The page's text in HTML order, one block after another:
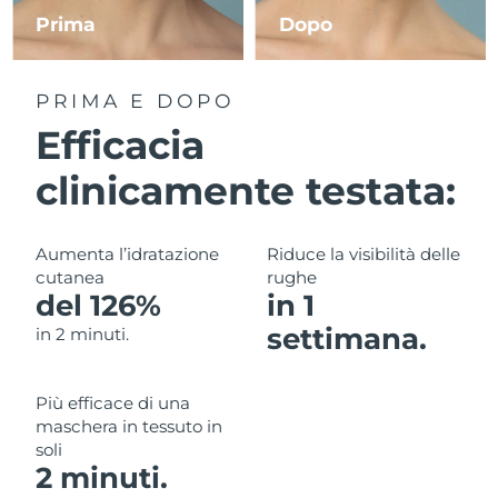
Prima Dopo
PRIMA E DOPO
Efficacia
clinicamente testata:
Aumenta l’idratazione
cutanea
del 126%
in 2 minuti.
Riduce la visibilità delle
rughe
in 1
settimana.
Più efficace di una
maschera in tessuto in
soli
2 minuti.
RAS di Macao Consegna stimata
Malaysia
Malta
Messico Consegna stimata14/08/2026
Monaco Consegna stimata11/08/2026
Paesi Bassi Consegna stimata
Norvegia
Oman